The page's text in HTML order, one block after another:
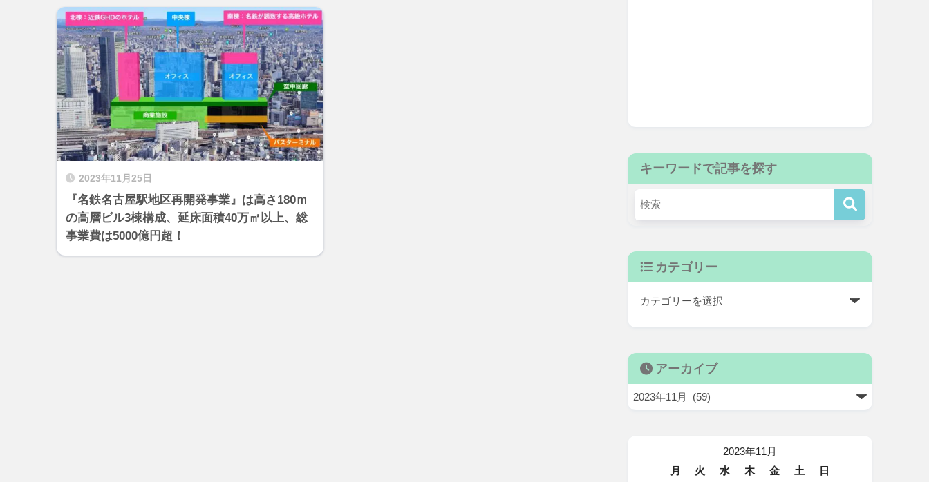
2023年11月25日
『名鉄名古屋駅地区再開発事業』は高さ180ｍ
の高層ビル3棟構成、延床面積40万㎡以上、総
事業費は5000億円超！
キーワードで記事を探す
カテゴリー
アーカイブ
2023年11月
月
火 水 木 金 土
日